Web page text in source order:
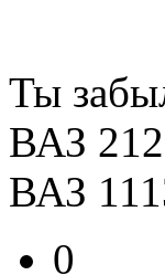
Ты
ВАЗ
ВАЗ
0